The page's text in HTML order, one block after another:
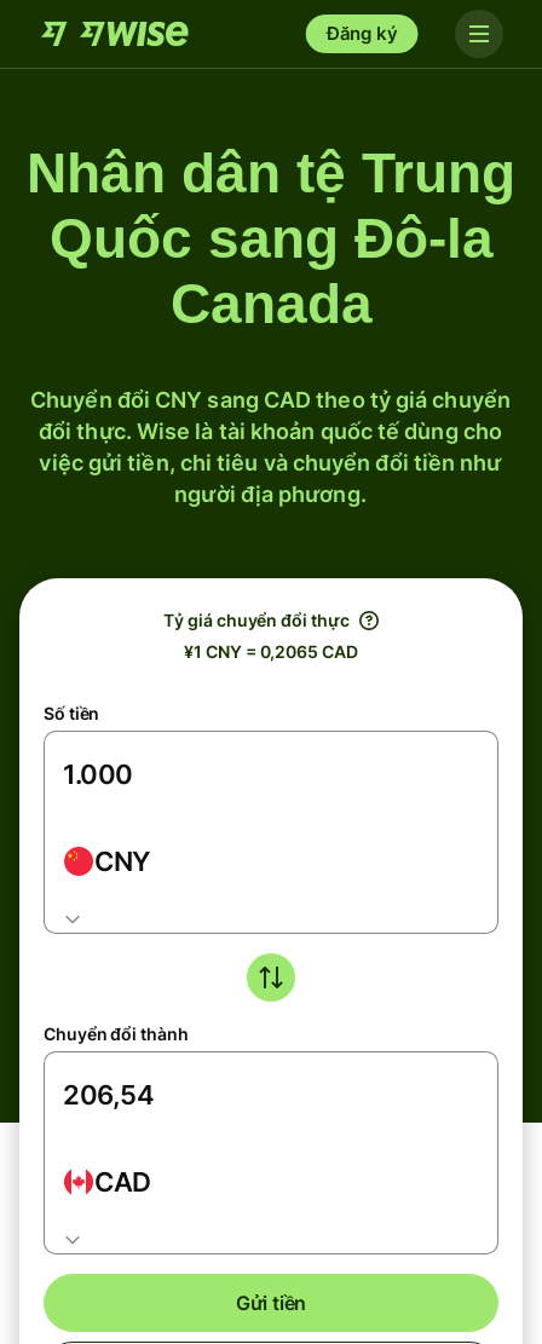
Đăng ký
Nhân dân tệ Trung
Quốc sang Đô-la
Canada
Chuyển đổi CNY sang CAD theo tỷ giá chuyển
đổi thực. Wise là tài khoản quốc tế dùng cho
việc gửi tiền, chi tiêu và chuyển đổi tiền như
người địa phương.
Tỷ giá chuyển đổi thực
¥1 CNY = 0,2065 CAD
Số tiền
CNY
Chuyển đổi thành
CAD
Gửi tiền